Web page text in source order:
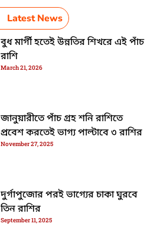
Latest News
বুধ মার্গী হতেই উন্নতির শিখরে এই পাঁচ
রাশি
March 21, 2026
জানুয়ারীতে পাঁচ গ্রহ শনি রাশিতে
প্রবেশ করতেই ভাগ্য পাল্টাবে ৩ রাশির
November 27, 2025
দুর্গাপুজোর পরই ভাগ্যের চাকা ঘুরবে
তিন রাশির
September 11, 2025